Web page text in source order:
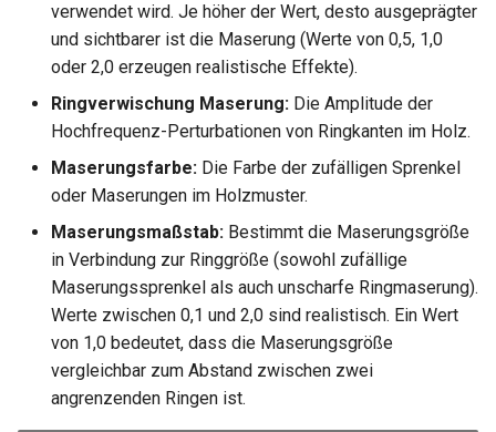
verwendet wird. Je höher der Wert, desto ausgeprägter
und sichtbarer ist die Maserung (Werte von 0,5, 1,0
oder 2,0 erzeugen realistische Effekte).
Ringverwischung Maserung: Die Amplitude der
Hochfrequenz-Perturbationen von Ringkanten im Holz.
Maserungsfarbe: Die Farbe der zufälligen Sprenkel
oder Maserungen im Holzmuster.
Maserungsmaßstab: Bestimmt die Maserungsgröße
in Verbindung zur Ringgröße (sowohl zufällige
Maserungssprenkel als auch unscharfe Ringmaserung).
Werte zwischen 0,1 und 2,0 sind realistisch. Ein Wert
von 1,0 bedeutet, dass die Maserungsgröße
vergleichbar zum Abstand zwischen zwei
angrenzenden Ringen ist.